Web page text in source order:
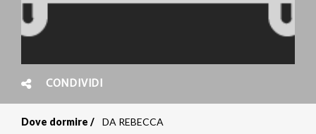
CONDIVIDI
Dove dormire DA REBECCA